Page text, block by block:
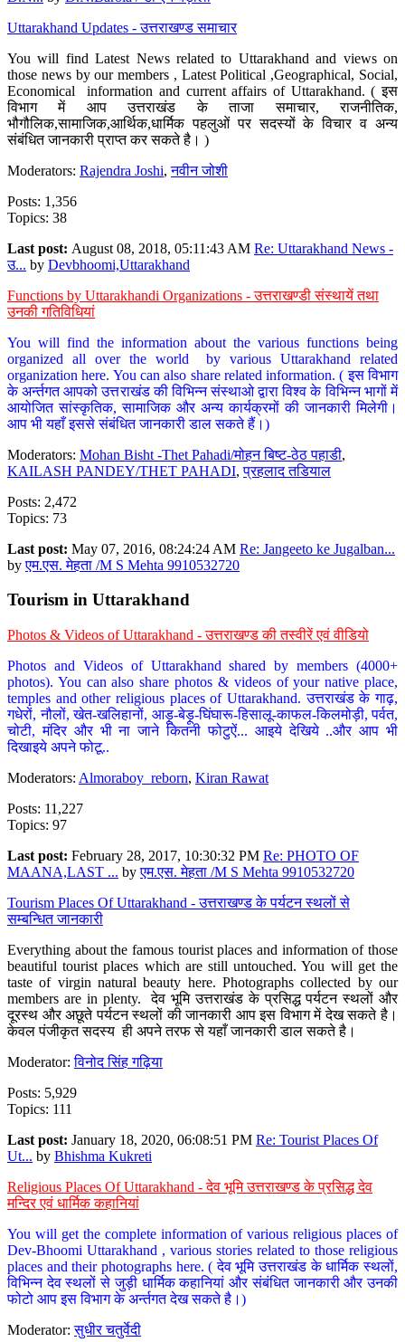
Uttarakhand Updates - उत्तराखण्ड समाचार
You will find Latest News related to Uttarakhand and views on
those news by our members , Latest Political ,Geographical, Social,
Economical information and current affairs of Uttarakhand. ( इस
विभाग में आप उत्तराखंड के ताजा समाचार, राजनीतिक,
भौगौलिक,सामाजिक,आर्थिक,धार्मिक पहलुओं पर सदस्यों के विचार व अन्य
संबंधित जानकारी प्राप्त कर सकते है। )
Moderators: Rajendra Joshi,नवीन जोशी
Posts: 1,356
Topics: 38
Last post: August 08, 2018, 05:11:43 AM Re: Uttarakhand News -
उ... by Devbhoomi,Uttarakhand
Functions by Uttarakhandi Organizations - उत्तराखण्डी संस्थायें तथा
उनकी गतिविधियां
You will find the information about the various functions being
organized all over the world by various Uttarakhand related
organization here. You can also share related information. ( इस विभाग
के अर्न्तगत आपको उत्तराखंड की विभिन्न संस्थाओ द्वारा विश्व के विभिन्न भागों में
आयोजित सांस्कृतिक, सामाजिक और अन्य कार्यक्रमों की जानकारी मिलेगी।
आप भी यहाँ इससे संबंधित जानकारी डाल सकते हैं।)
Moderators: Mohan Bisht -Thet Pahadi/मोहन बिष्ट-ठेठ पहाडी,
KAILASH PANDEY/THET PAHADI,प्रहलाद तडियाल
Posts: 2,472
Topics: 73
Last post: May 07, 2016, 08:24:24 AM Re: Jangeeto ke Jugalban...
byएम.एस. मेहता /M S Mehta 9910532720
Tourism in Uttarakhand
Photos & Videos of Uttarakhand - उत्तराखण्ड की तस्वीरें एवं वीडियो
Photos and Videos of Uttarakhand shared by members (4000+
photos). You can also share photos & videos of your native place,
temples and other religious places of Uttarakhand. उत्तराखंड के गाढ़,
गधेरों, नौलों, खेत-खलिहानों, आड़ू-बेड़ू-घिंघारू-हिसालू-काफल-किलमोड़ी, पर्वत,
चोटी, मंदिर और भी ना जाने कितनी फोटुऐं... आइये देखिये ..और आप भी
दिखाइये अपने फोटू..
Moderators: Almoraboy_reborn, Kiran Rawat
Posts: 11,227
Topics: 97
Last post: February 28, 2017, 10:30:32 PM Re: PHOTO OF
MAANA,LAST ... byएम.एस. मेहता /M S Mehta 9910532720
Tourism Places Of Uttarakhand - उत्तराखण्ड के पर्यटन स्थलों से
सम्बन्धित जानकारी
Everything about the famous tourist places and information of those
beautiful tourist places which are still untouched. You will get the
taste of virgin natural beauty here. Photographs collected by our
members are in plenty. देव भूमि उत्तराखंड के प्रसिद्ध पर्यटन स्थलों और
दूरस्थ और अछूते पर्यटन स्थलों की जानकारी आप इस विभाग में देख सकते है।
केवल पंजीकृत सदस्य ही अपने तरफ से यहाँ जानकारी डाल सकते है।
Moderator:विनोद सिंह गढ़िया
Posts: 5,929
Topics: 111
Last post: January 18, 2020, 06:08:51 PM Re: Tourist Places Of
Ut... by Bhishma Kukreti
Religious Places Of Uttarakhand - देव भूमि उत्तराखण्ड के प्रसिद्ध देव
मन्दिर एवं धार्मिक कहानियां
You will get the complete information of various religious places of
Dev-Bhoomi Uttarakhand , various stories related to those religious
places and their photographs here. ( देव भूमि उत्तराखंड के धार्मिक स्थलों,
विभिन्न देव स्थलों से जुड़ी धार्मिक कहानियां और संबंधित जानकारी और उनकी
फोटो आप इस विभाग के अर्न्तगत देख सकते है।)
Moderator:सुधीर चतुर्वेदी